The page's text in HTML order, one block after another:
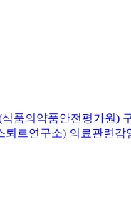
품의약품안전평가원)
퇴르연구소) 의료관련감